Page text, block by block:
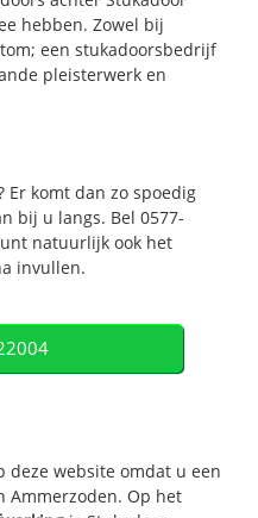
hebben. Zowel bij
een stukadoorsbedrijf
pleisterwerk en
komt dan zo spoedig
bij u langs. Bel 0577-
natuurlijk ook het
invullen.
website omdat u een
Ammerzoden. Op het